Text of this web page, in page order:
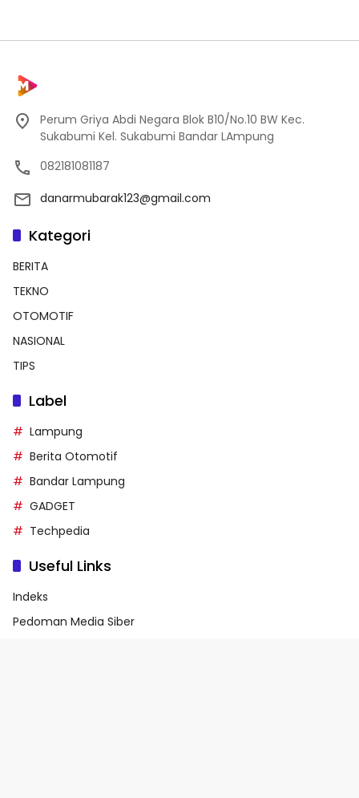
Perum Griya Abdi Negara Blok B10/No.10 BW Kec.
Sukabumi Kel. Sukabumi Bandar LAmpung
082181081187
danarmubarak123@gmail.com
Kategori
BERITA
TEKNO
OTOMOTIF
NASIONAL
TIPS
Label
Lampung
Berita Otomotif
Bandar Lampung
GADGET
Techpedia
Useful Links
Indeks
Pedoman Media Siber